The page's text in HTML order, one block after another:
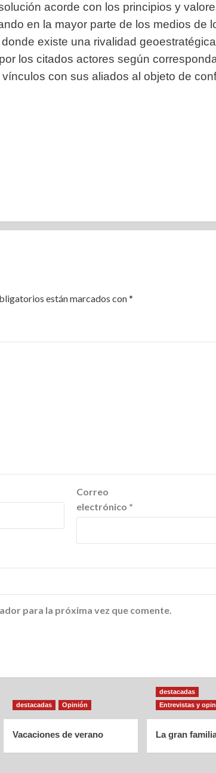
acorde con los principios y
en la mayor parte de los medios de
existe una rivalidad
los citados actores según
con sus aliados al objeto de
están marcados con*
Correo
electrónico *
para la próxima vez que comente.
destacadas Opinión
Vacaciones de verano
destacadas
Entrevistas y
La gran